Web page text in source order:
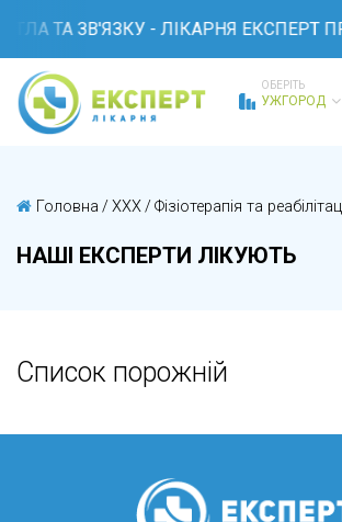
ТА ЗВ'ЯЗКУ - ЛІКАРНЯ ЕКСПЕРТ
ОБЕРІТЬ
УЖГОРОД
Головна /XXX/Фізіотерапія та
НАШІ ЕКСПЕРТИ ЛІКУЮТЬ
Список порожній